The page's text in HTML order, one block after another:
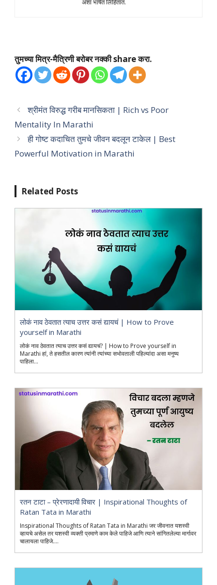
तुमच्या मित्र-मैत्रिणी बरोबर नक्की share करा.
श्रीमंत विरुद्ध गरीब मानसिकता | Rich vs Poor
Mentality In Marathi
ही गोष्ट कदाचित तुमचे जीवन बदलून टाकेल | Best
Powerful Motivation in Marathi
Related Posts
लोकं नाव ठेवतात त्याच उत्तर कसं द्यायचं | How to Prove
yourself in Marathi
लोकं नाव ठेवतात त्याच उत्तर कसं द्यायचं? | How to Prove yourself in
Marathi हां, ते हसतील कारण त्यांनी त्यांच्या सभोवताली पहिल्यांदा असा मनुष्य
पाहिला...
रतन टाटा – प्रेरणादायी विचार | Inspirational Thoughts of
Ratan Tata in Marathi
Inspirational Thoughts of Ratan Tata in Marathi जर जीवनात यशस्वी
व्हायचे असेल तर यशस्वी व्यक्ती प्रमाणे काम केले पाहिजे आणि त्याने सांगितलेल्या मार्गावर
चालायला पाहिजे....